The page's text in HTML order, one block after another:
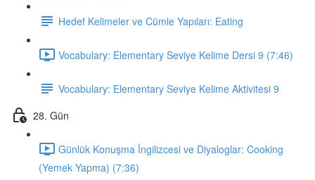
Hedef Kelimeler ve Cümle Yapıları: Eating
Vocabulary: Elementary Seviye Kelime Dersi 9 (7:46)
Vocabulary: Elementary Seviye Kelime Aktivitesi 9
28. Gün
Günlük Konuşma İngilizcesi ve Diyaloglar: Cooking
(Yemek Yapma) (7:36)